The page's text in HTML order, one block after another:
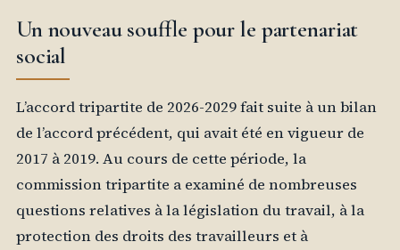
Un nouveau souffle pour le partenariat
social
L’accord tripartite de 2026-2029 fait suite à un bilan
de l’accord précédent, qui avait été en vigueur de
2017 à 2019. Au cours de cette période, la
commission tripartite a examiné de nombreuses
questions relatives à la législation du travail, à la
protection des droits des travailleurs et à